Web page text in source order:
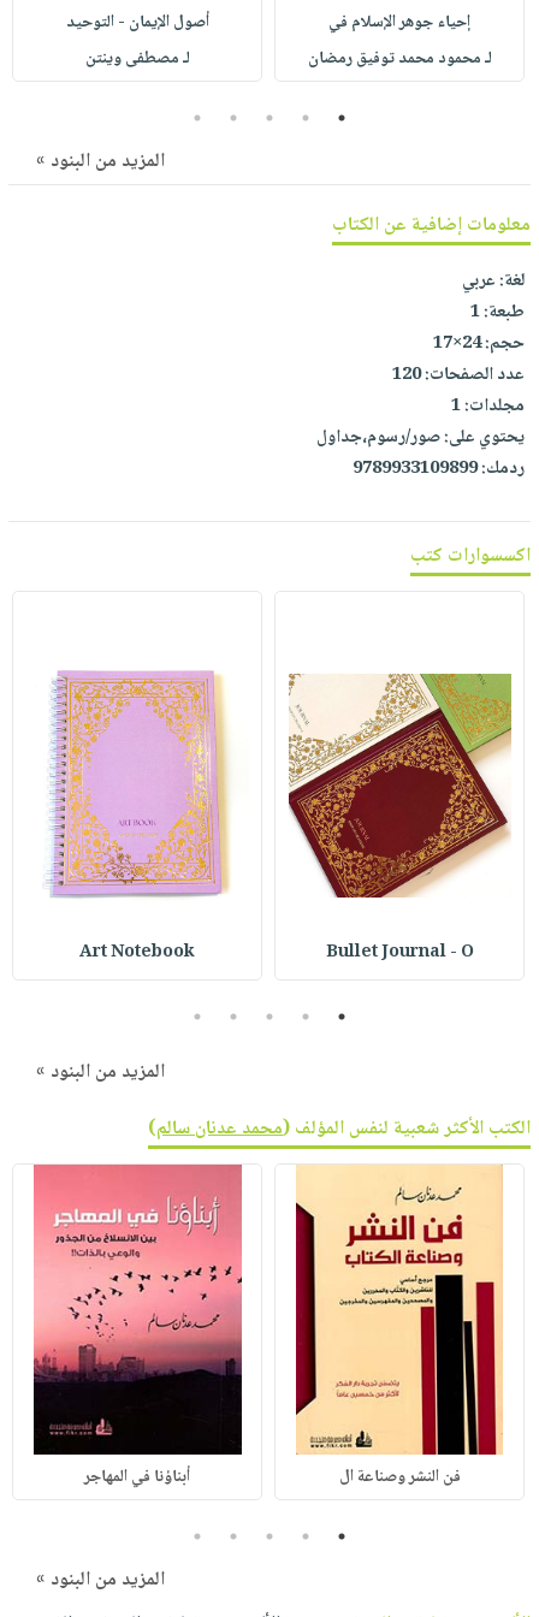
صابون
أطفال
مناسبات
فيديوهات
أسئلة
يتكرر
نيل
وفرات
كتابك
تواصل
معنا
التسوق
إحياء جوهر الإسلام في
لـ محمود محمد توفيق رمضان
أصول الإيمان - التوحيد
لـ مصطفى وينتن
1
2
3
4
5
المزيد من البنود »
معلومات إضافية عن الكتاب
لغة:عربي
طبعة:1
حجم:24×17
عدد الصفحات:120
مجلدات:1
يحتوي على:صور/رسوم،جداول
ردمك:9789933109899
اكسسوارات كتب
Bullet Journal - O
Art Notebook
1
2
3
4
5
المزيد من البنود »
الكتب الأكثر شعبية لنفس المؤلف (محمد عدنان سالم)
فن النشر وصناعة ال أبناؤنا في المهاجر
1
2
3
4
5
المزيد من البنود »